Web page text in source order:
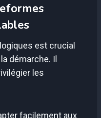
est crucial
démarche. Il
les
facilement aux